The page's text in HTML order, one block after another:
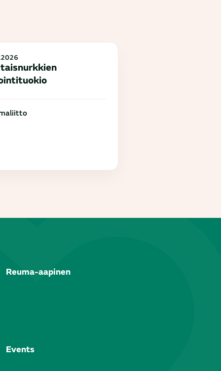
Reuma-aapinen
Events